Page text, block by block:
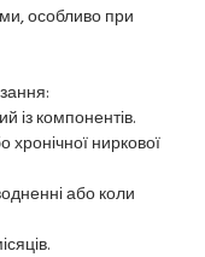
особливо при
із компонентів.
хронічної ниркової
або коли